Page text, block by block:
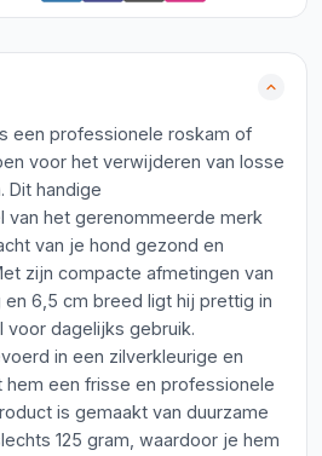
een professionele roskam of
voor het verwijderen van losse
Dit handige
van het gerenommeerde merk
van je hond gezond en
zijn compacte afmetingen van
en 6,5 cm breed ligt hij prettig in
voor dagelijks gebruik.
in een zilverkleurige en
een frisse en professionele
is gemaakt van duurzame
125 gram, waardoor je hem